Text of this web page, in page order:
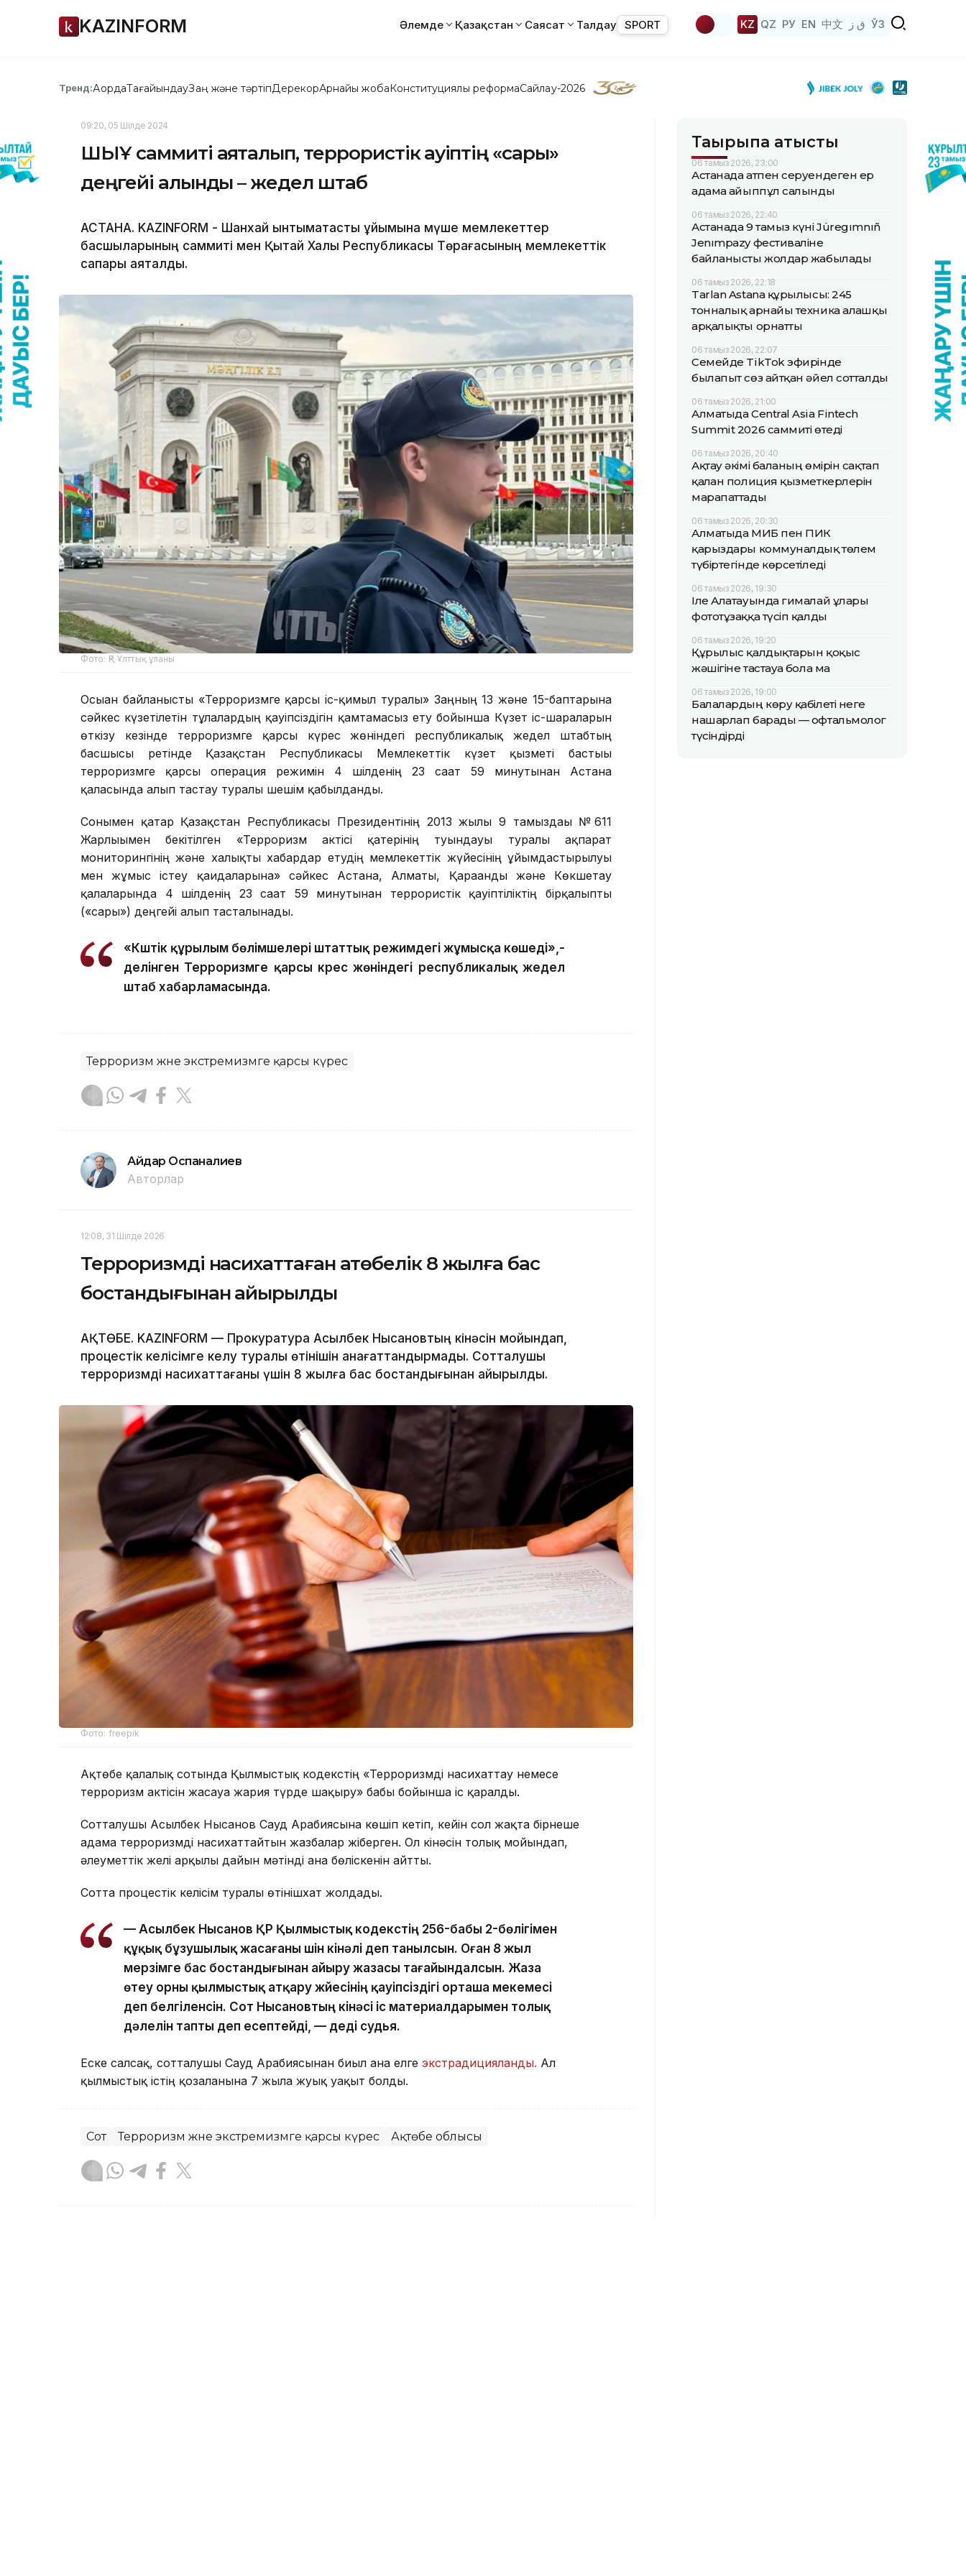
KAZINFORM Әлемде Қазақстан Саясат Талдау SPORT KZ QZ РУ EN 中文 ق ز ЎЗ
Тренд:АқордаТағайындауЗаң және тәртіпДерекқорАрнайы жобаКонституциялық реформаСайлау-2026
09:20, 05 Шілде 2024
ШЫҰ саммиті аяқталып, террористік қауіптің «сары»
деңгейі алынды – жедел штаб
АСТАНА. KAZINFORM - Шанхай ынтымақтастық ұйымына мүше мемлекеттер
басшыларының саммиті мен Қытай Халық Республикасы Төрағасының мемлекеттік
сапары аяқталды.
Фото: ҚР Ұлттық ұланы
Осыған байланысты «Терроризмге қарсы іс-қимыл туралы» Заңның 13 және 15-баптарына
сәйкес күзетілетін тұлғалардың қауіпсіздігін қамтамасыз ету бойынша Күзет іс-шараларын
өткізу кезінде терроризмге қарсы күрес жөніндегі республикалық жедел штабтың
басшысы ретінде Қазақстан Республикасы Мемлекеттік күзет қызметі бастығы
терроризмге қарсы операция режимін 4 шілденің 23 сағат 59 минутынан Астана
қаласында алып тастау туралы шешім қабылданды.
Сонымен қатар Қазақстан Республикасы Президентінің 2013 жылғы 9 тамыздағы №611
Жарлығымен бекітілген «Терроризм актісі қатерінің туындауы туралы ақпарат
мониторингінің және халықты хабардар етудің мемлекеттік жүйесінің ұйымдастырылуы
мен жұмыс істеу қағидаларына» сәйкес Астана, Алматы, Қарағанды және Көкшетау
қалаларында 4 шілденің 23 сағат 59 минутынан террористік қауіптіліктің бірқалыпты
(«сары») деңгейі алып тасталынады.
«Күштік құрылым бөлімшелері штаттық режимдегі жұмысқа көшеді»,-
делінген Терроризмге қарсы күрес жөніндегі республикалық жедел
штаб хабарламасында.
Терроризм және экстремизмге қарсы күрес
Айдар Оспаналиев
Авторлар
12:08, 31 Шілде 2026
Терроризмді насихаттаған ақтөбелік 8 жылға бас
бостандығынан айырылды
АҚТӨБЕ. KAZINFORM — Прокуратура Асылбек Нысановтың кінәсін мойындап,
процестік келісімге келу туралы өтінішін қанағаттандырмады. Сотталушы
терроризмді насихаттағаны үшін 8 жылға бас бостандығынан айырылды.
Фото: freepik
Ақтөбе қалалық сотында Қылмыстық кодекстің «Терроризмдi насихаттау немесе
терроризм актiсiн жасауға жария түрде шақыру» бабы бойынша іс қаралды.
Сотталушы Асылбек Нысанов Сауд Арабиясына көшіп кетіп, кейін сол жақта бірнеше
адамға терроризмді насихаттайтын жазбалар жіберген. Ол кінәсін толық мойындап,
әлеуметтік желі арқылы дайын мәтінді ғана бөліскенін айтты.
Сотта процестік келісім туралы өтінішхат жолдады.
— Асылбек Нысанов ҚР Қылмыстық кодекстің 256-бабы 2-бөлігімен
құқық бұзушылық жасағаны үшін кінәлі деп танылсын. Оған 8 жыл
мерзімге бас бостандығынан айыру жазасы тағайындалсын. Жаза
өтеу орны қылмыстық атқару жүйесінің қауіпсіздігі орташа мекемесі
деп белгіленсін. Сот Нысановтың кінәсі іс материалдарымен толық
дәлелін тапты деп есептейді, — деді судья.
Еске салсақ, сотталушы Сауд Арабиясынан биыл ғана елге экстрадицияланды. Ал
қылмыстық істің қозғалғанына 7 жылға жуық уақыт болды.
Сот Терроризм және экстремизмге қарсы күрес Ақтөбе облысы
Тақырыпқа қатысты
06 тамыз 2026, 23:00
Астанада атпен серуендеген ер
адамға айыппұл салынды
06 тамыз 2026, 22:40
Астанада 9 тамыз күні Jüregımnıñ
Jenımpazy фестиваліне
байланысты жолдар жабылады
06 тамыз 2026, 22:18
Tarlan Astana құрылысы: 245
тонналық арнайы техника алғашқы
арқалықты орнатты
06 тамыз 2026, 22:07
Семейде TikTok эфирінде
былапыт сөз айтқан әйел сотталды
06 тамыз 2026, 21:00
Алматыда Central Asia Fintech
Summit 2026 саммиті өтеді
06 тамыз 2026, 20:40
Ақтау әкімі баланың өмірін сақтап
қалған полиция қызметкерлерін
марапаттады
06 тамыз 2026, 20:30
Алматыда МИБ пен ПИК
қарыздары коммуналдық төлем
түбіртегінде көрсетіледі
06 тамыз 2026, 19:30
Іле Алатауында гималай ұлары
фототұзаққа түсіп қалды
06 тамыз 2026, 19:20
Құрылыс қалдықтарын қоқыс
жәшігіне тастауға бола ма
06 тамыз 2026, 19:00
Балалардың көру қабілеті неге
нашарлап барады — офтальмолог
түсіндірді